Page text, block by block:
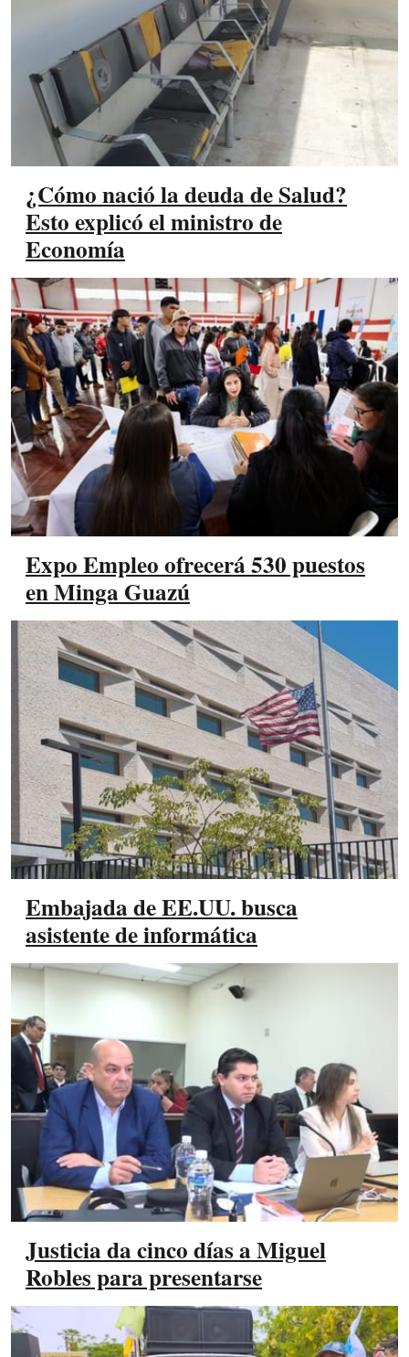
¿Cómo nació la deuda de Salud?
Esto explicó el ministro de
Economía
Expo Empleo ofrecerá 530 puestos
en Minga Guazú
Embajada de EE.UU. busca
asistente de informática
Justicia da cinco días a Miguel
Robles para presentarse